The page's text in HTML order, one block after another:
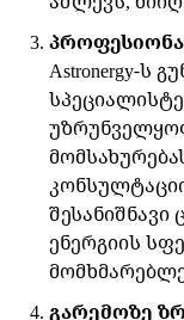
Astronergy-ს
ენერგიის
გარემოზე